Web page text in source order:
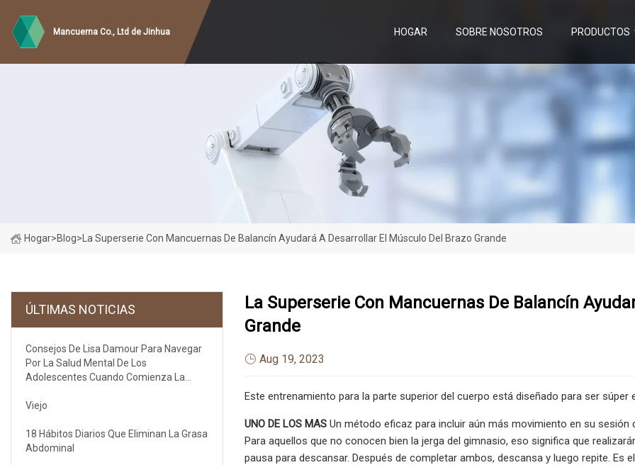
Mancuerna Co., Ltd de Jinhua HOGAR SOBRE NOSOTROS PRODUCTOS
Hogar>Blog> La Superserie Con Mancuernas De Balancín Ayudará A Desarrollar El Músculo Del Brazo Grande
ÚLTIMAS NOTICIAS
Consejos De Lisa Damour Para Navegar
Por La Salud Mental De Los
Adolescentes Cuando Comienza La
Viejo
18 Hábitos Diarios Que Eliminan La Grasa
Abdominal
La Superserie Con Mancuernas De Balancín
Grande
Aug 19, 2023
Este entrenamiento para la parte superior del cuerpo está diseñado para ser súper
UNO DE LOS MAS Un método eficaz para incluir aún más movimiento en su
Para aquellos que no conocen bien la jerga del gimnasio, eso significa que
pausa para descansar. Después de completar ambos, descansa y luego repite.